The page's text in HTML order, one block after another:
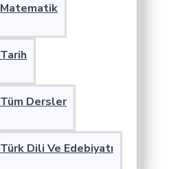
Matematik
Tarih
Tüm Dersler
Türk Dili Ve Edebiyatı